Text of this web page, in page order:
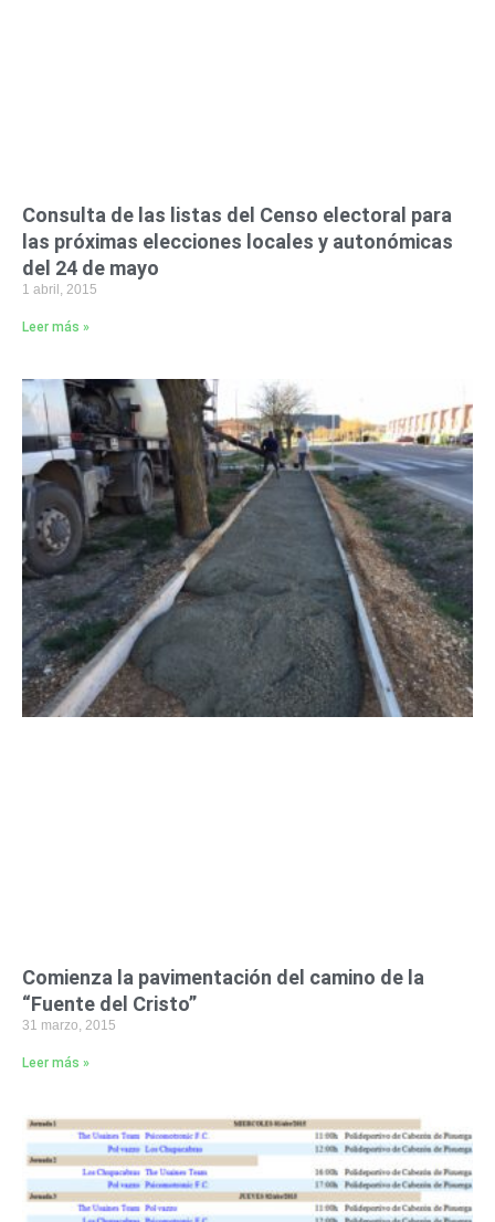
Consulta de las listas del Censo electoral para
las próximas elecciones locales y autonómicas
del 24 de mayo
1 abril, 2015
Leer más »
Comienza la pavimentación del camino de la
“Fuente del Cristo”
31 marzo, 2015
Leer más »